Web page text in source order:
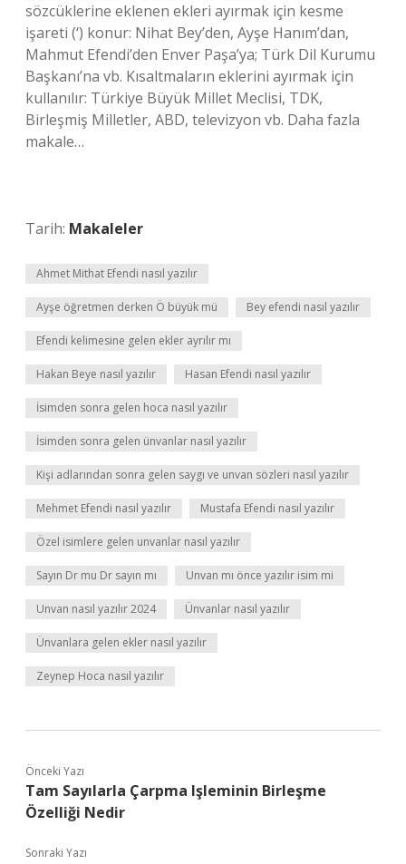
sözcüklerine eklenen ekleri ayırmak için kesme
işareti (‘) konur: Nihat Bey’den, Ayşe Hanım’dan,
Mahmut Efendi’den Enver Paşa’ya; Türk Dil Kurumu
Başkanı’na vb. Kısaltmaların eklerini ayırmak için
kullanılır: Türkiye Büyük Millet Meclisi, TDK,
Birleşmiş Milletler, ABD, televizyon vb. Daha fazla
makale…
Tarih: Makaleler
Ahmet Mithat Efendi nasıl yazılır
Ayşe öğretmen derken Ö büyük mü Bey efendi nasıl yazılır
Efendi kelimesine gelen ekler ayrılır mı
Hakan Beye nasıl yazılır Hasan Efendi nasıl yazılır
İsimden sonra gelen hoca nasıl yazılır
İsimden sonra gelen ünvanlar nasıl yazılır
Kişi adlarından sonra gelen saygı ve unvan sözleri nasıl yazılır
Mehmet Efendi nasıl yazılır Mustafa Efendi nasıl yazılır
Özel isimlere gelen unvanlar nasıl yazılır
Sayın Dr mu Dr sayın mı Unvan mı önce yazılır isim mi
Unvan nasıl yazılır 2024 Ünvanlar nasıl yazılır
Ünvanlara gelen ekler nasıl yazılır
Zeynep Hoca nasıl yazılır
Önceki Yazı
Tam Sayılarla Çarpma Işleminin Birleşme
Özelliği Nedir
Sonraki Yazı